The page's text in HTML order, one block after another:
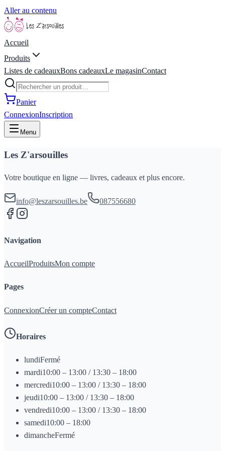
Aller au contenu
Accueil
Produits
Listes de cadeauxBons cadeauxLe magasinContact
Panier
ConnexionInscription
Menu
Les Z'arsouilles
Votre boutique en ligne — livres, cadeaux et plus encore.
info@leszarsouilles.be 087556680
Navigation
AccueilProduitsMon compte
Pages
ConnexionCréer un compteContact
Horaires
lundiFermé
mardi10:00 – 13:00 / 13:30 – 18:00
mercredi10:00 – 13:00 / 13:30 – 18:00
jeudi10:00 – 13:00 / 13:30 – 18:00
vendredi10:00 – 13:00 / 13:30 – 18:00
samedi10:00 – 18:00
dimancheFermé